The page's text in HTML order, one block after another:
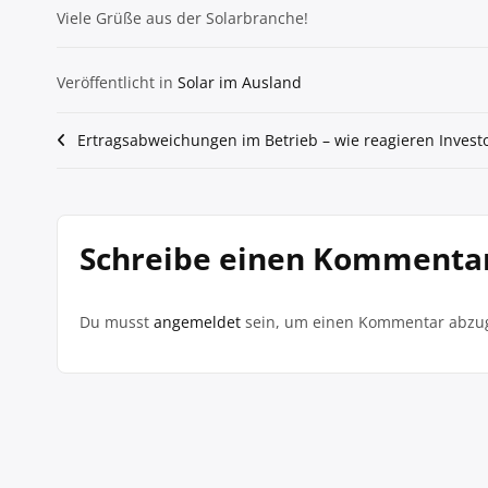
Viele Grüße aus der Solarbranche!
Veröffentlicht in Solar im Ausland
Beitragsnavigation
Ertragsabweichungen im Betrieb – wie reagieren
Schreibe einen
Du musst angemeldet sein, um einen Kommentar